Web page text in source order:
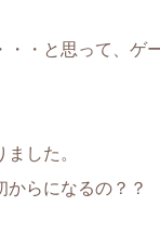
・・と思って、ゲ
した。
からになるの？？